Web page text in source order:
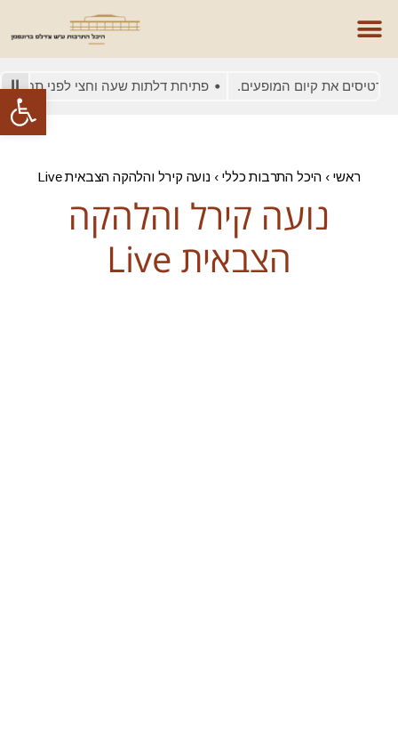
פתח את קיום המופעים. פתיחת דלתות שעה וחצי לפני תחילת
ראשי › היכל התרבות כללי › נועה קירל והלהקה הצבאית Live
נועה קירל והלהקה
הצבאית Live